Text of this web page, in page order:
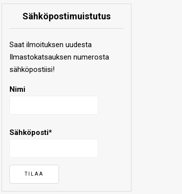
Sähköpostimuistutus
Saat ilmoituksen uudesta
Ilmastokatsauksen numerosta
sähköpostiisi!
Nimi
Sähköposti*